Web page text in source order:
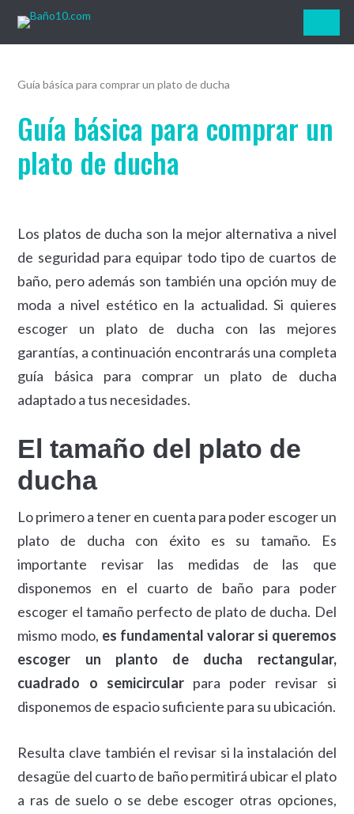
Baño10.com
Guía básica para comprar un plato de ducha
Guía básica para comprar un
plato de ducha
Los platos de ducha son la mejor alternativa a nivel
de seguridad para equipar todo tipo de cuartos de
baño, pero además son también una opción muy de
moda a nivel estético en la actualidad. Si quieres
escoger un plato de ducha con las mejores
garantías, a continuación encontrarás una completa
guía básica para comprar un plato de ducha
adaptado a tus necesidades.
El tamaño del plato de
ducha
Lo primero a tener en cuenta para poder escoger un
plato de ducha con éxito es su tamaño. Es
importante revisar las medidas de las que
disponemos en el cuarto de baño para poder
escoger el tamaño perfecto de plato de ducha. Del
mismo modo, es fundamental valorar si queremos
escoger un planto de ducha rectangular,
cuadrado o semicircular para poder revisar si
disponemos de espacio suficiente para su ubicación.
Resulta clave también el revisar si la instalación del
desagüe del cuarto de baño permitirá ubicar el plato
a ras de suelo o se debe escoger otras opciones,